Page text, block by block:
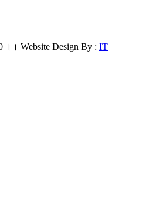
।। Website Design By : IT